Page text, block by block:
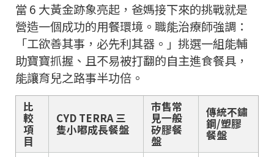
當 6 大黃金跡象亮起，爸媽接下來的挑戰就是
營造一個成功的用餐環境。職能治療師強調：
「工欲善其事，必先利其器。」挑選一組能輔
助寶寶抓握、且不易被打翻的自主進食餐具，
能讓育兒之路事半功倍。
比
較
項
目
CYD TERRA 三
隻小嘟成長餐盤
市售常
見一般
矽膠餐
盤
傳統不鏽
鋼/塑膠
餐盤